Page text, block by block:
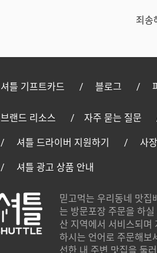
죄송
셔틀 기프트카드 블로그
브랜드 리소스 자주 묻는 질문
셔틀 드라이버 지원하기 사
셔틀 광고 상품 안내
믿고먹는 우리동네 맛집
는 방문포장 주문을 하
산 지역에서 서비스되
하시는 언어로 주문해보
선한 내 주변 맛집을 둘